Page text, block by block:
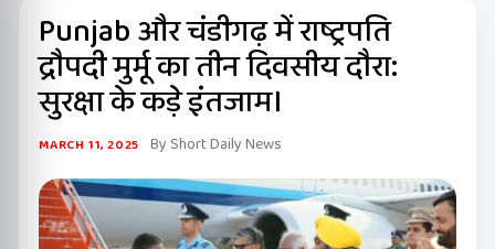
Punjab और चंडीगढ़ में राष्ट्रपति
द्रौपदी मुर्मू का तीन दिवसीय दौरा:
सुरक्षा के कड़े इंतजाम।
MARCH 11, 2025 By Short Daily News